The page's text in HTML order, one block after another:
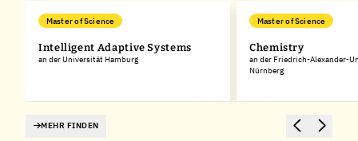
Master of Science
Intelligent Adaptive Systems
an der Universität Hamburg
Master of Science
Chemistry
an der Friedrich-Alexander-
Nürnberg
MEHR FINDEN